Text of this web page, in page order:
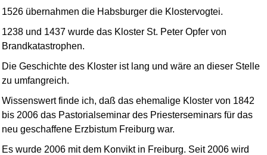
1526 übernahmen die Habsburger die Klostervogtei.
1238 und 1437 wurde das Kloster St. Peter Opfer von
Brandkatastrophen.
Die Geschichte des Kloster ist lang und wäre an dieser Stelle
zu umfangreich.
Wissenswert finde ich, daß das ehemalige Kloster von 1842
bis 2006 das Pastorialseminar des Priesterseminars für das
neu geschaffene Erzbistum Freiburg war.
Es wurde 2006 mit dem Konvikt in Freiburg. Seit 2006 wird